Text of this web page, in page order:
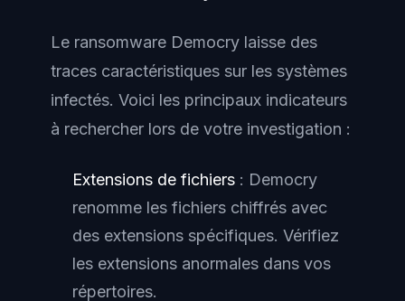
Le ransomware Democry laisse des
traces caractéristiques sur les systèmes
infectés. Voici les principaux indicateurs
à rechercher lors de votre investigation :
Extensions de fichiers : Democry
renomme les fichiers chiffrés avec
des extensions spécifiques. Vérifiez
les extensions anormales dans vos
répertoires.